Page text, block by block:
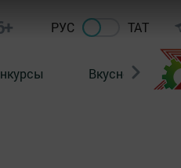
РУС ТАТ
Вкусности